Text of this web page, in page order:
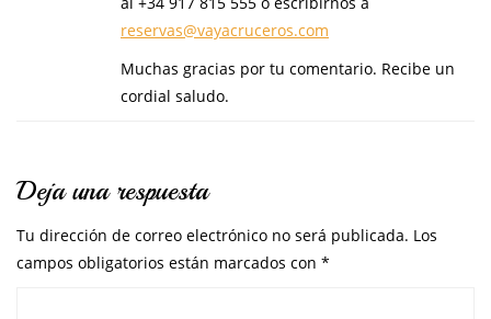
reservas@vayacruceros.com
Muchas gracias por tu comentario. Recibe un
cordial saludo.
Deja una respuesta
Tu dirección de correo electrónico no será publicada. Los
campos obligatorios están marcados con *